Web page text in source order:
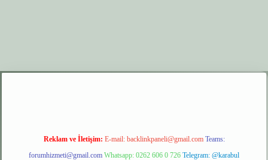
elexbet giriş
Reklam ve İletişim: E-mail: backlinkpaneli@gmail.com Teams:
forumhizmeti@gmail.com Whatsapp: 0262 606 0 726 Telegram: @karabul